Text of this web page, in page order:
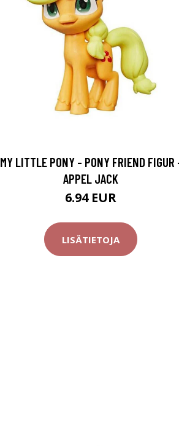
MY LITTLE PONY - PONY FRIEND FIGUR
APPEL JACK
6.94 EUR
LISÄTIETOJA